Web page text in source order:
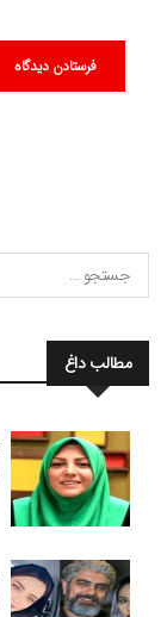
مطالب داغ